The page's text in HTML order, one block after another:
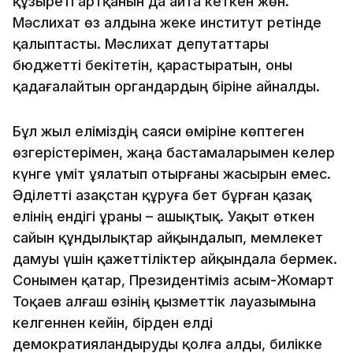
Мәслихат өз алдына жеке институт ретінде
қалыптасты. Мәслихат депутаттары
бюджетті бекітетін, қарастыратын, оны
қадағалайтын органдардың біріне айналды.
Бұл жыл еліміздің саяси өміріне көптеген
өзгерістерімен, жаңа бастамаларымен келер
күнге үміт ұялатып отырғаны жасырын емес.
Әділетті Қазақстан құруға бет бұрған қазақ
елінің ендігі ұраны – ашықтық. Уақыт өткен
сайын құндылықтар айқындалып, мемлекет
дамуы үшін қажеттіліктер айқындала бермек.
Сонымен қатар, Президентіміз Қасым-Жомарт
Тоқаев алғаш өзінің қызметтік лауазымына
келгеннен кейін, бірден елді
демократияландыруды қолға алды, билікке